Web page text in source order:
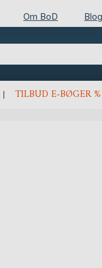
Om BoD Blog
TILBUD E-BØGER %